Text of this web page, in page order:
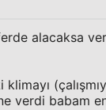
alacaksa
verdi babam